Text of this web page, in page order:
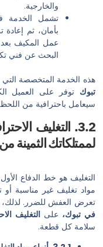
الخدمة فصل
ثم إعادة تركيبها في
المكيف بعد التركيب.
عن فني تكييف منفصل.
التي تقدمهاهاوس
العميل الكثير من
من اللحظة الأولى
الاحترافي
الثمينة من أي
الدفاع الأول عن
مناسبة أو تقنيات
للضرر. لذلك، تعتمدهاوس
التغليف الاحترافي